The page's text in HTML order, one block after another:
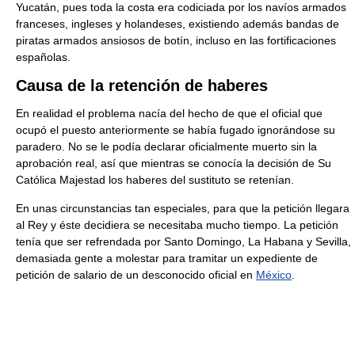
Yucatán, pues toda la costa era codiciada por los navíos armados
franceses, ingleses y holandeses, existiendo además bandas de
piratas armados ansiosos de botín, incluso en las fortificaciones
españolas.
Causa de la retención de haberes
En realidad el problema nacía del hecho de que el oficial que
ocupó el puesto anteriormente se había fugado ignorándose su
paradero. No se le podía declarar oficialmente muerto sin la
aprobación real, así que mientras se conocía la decisión de Su
Católica Majestad los haberes del sustituto se retenían.
En unas circunstancias tan especiales, para que la petición llegara
al Rey y éste decidiera se necesitaba mucho tiempo. La petición
tenía que ser refrendada por Santo Domingo, La Habana y Sevilla,
demasiada gente a molestar para tramitar un expediente de
petición de salario de un desconocido oficial en México